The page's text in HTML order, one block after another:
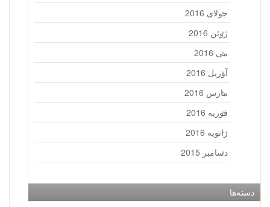
جولای 2016
ژوئن 2016
می 2016
آوریل 2016
مارس 2016
فوریه 2016
ژانویه 2016
دسامبر 2015
دسته‌ها